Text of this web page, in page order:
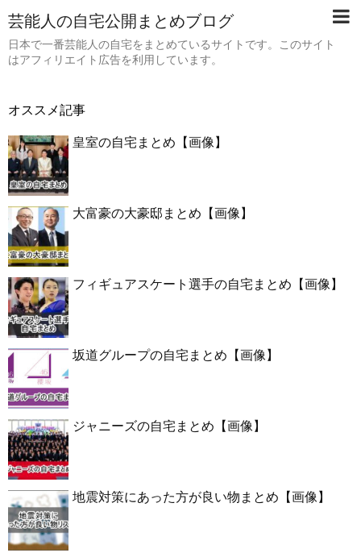
芸能人の自宅公開まとめブログ
日本で一番芸能人の自宅をまとめているサイトです。このサイト
はアフィリエイト広告を利用しています。
オススメ記事
皇室の自宅まとめ【画像】
大富豪の大豪邸まとめ【画像】
フィギュアスケート選手の自宅まとめ【画像】
坂道グループの自宅まとめ【画像】
ジャニーズの自宅まとめ【画像】
地震対策にあった方が良い物まとめ【画像】